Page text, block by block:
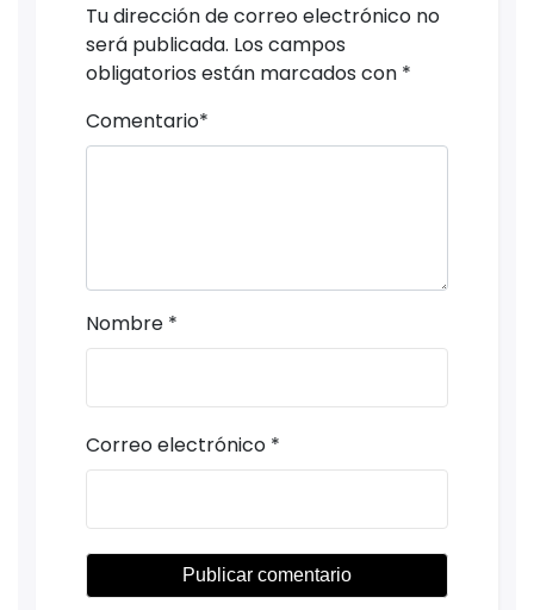
Tu dirección de correo electrónico no
será publicada. Los campos
obligatorios están marcados con *
Comentario*
Nombre *
Correo electrónico *